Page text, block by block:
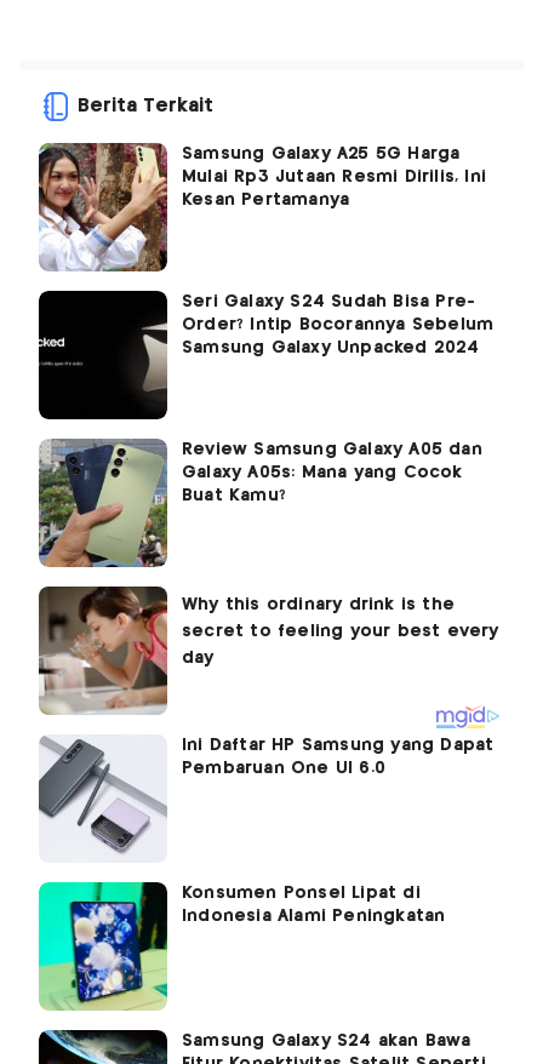
Berita Terkait
Samsung Galaxy A25 5G Harga
Mulai Rp3 Jutaan Resmi Dirilis, Ini
Kesan Pertamanya
Seri Galaxy S24 Sudah Bisa Pre-
Order? Intip Bocorannya Sebelum
Samsung Galaxy Unpacked 2024
Review Samsung Galaxy A05 dan
Galaxy A05s: Mana yang Cocok
Buat Kamu?
Ini Daftar HP Samsung yang Dapat
Pembaruan One UI 6.0
Konsumen Ponsel Lipat di
Indonesia Alami Peningkatan
Samsung Galaxy S24 akan Bawa